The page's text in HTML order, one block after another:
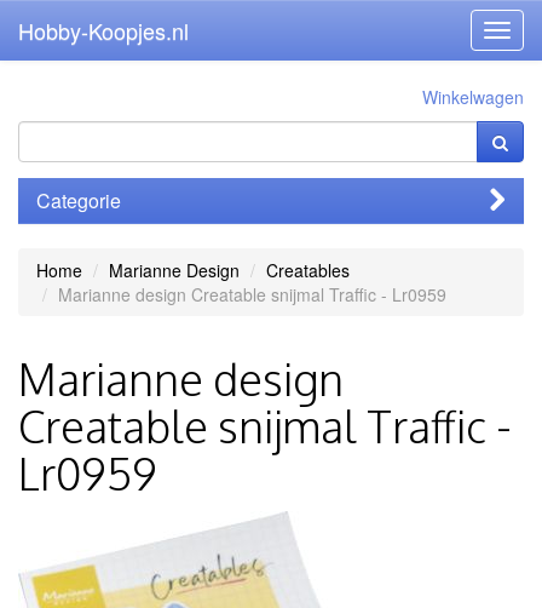
Hobby-Koopjes.nl
Winkelwagen
Categorie
Home Marianne Design
Creatables
Marianne design Creatable snijmal Traffic - Lr0959
Marianne design
Creatable snijmal Traffic -
Lr0959